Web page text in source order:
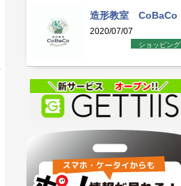
造形教室 CoBaCo
2020/07/07
ショッピング